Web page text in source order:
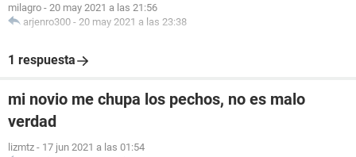
milagro - 20 may 2021 a las 21:56
arjenro300 - 20 may 2021 a las 23:38
1 respuesta
mi novio me chupa los pechos, no es malo
verdad
lizmtz - 17 jun 2021 a las 01:54